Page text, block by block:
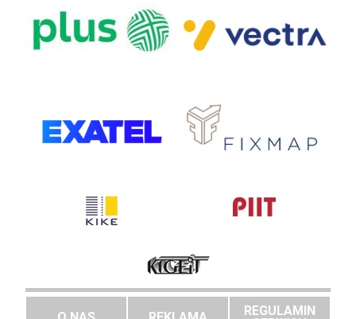
REGULAMIN